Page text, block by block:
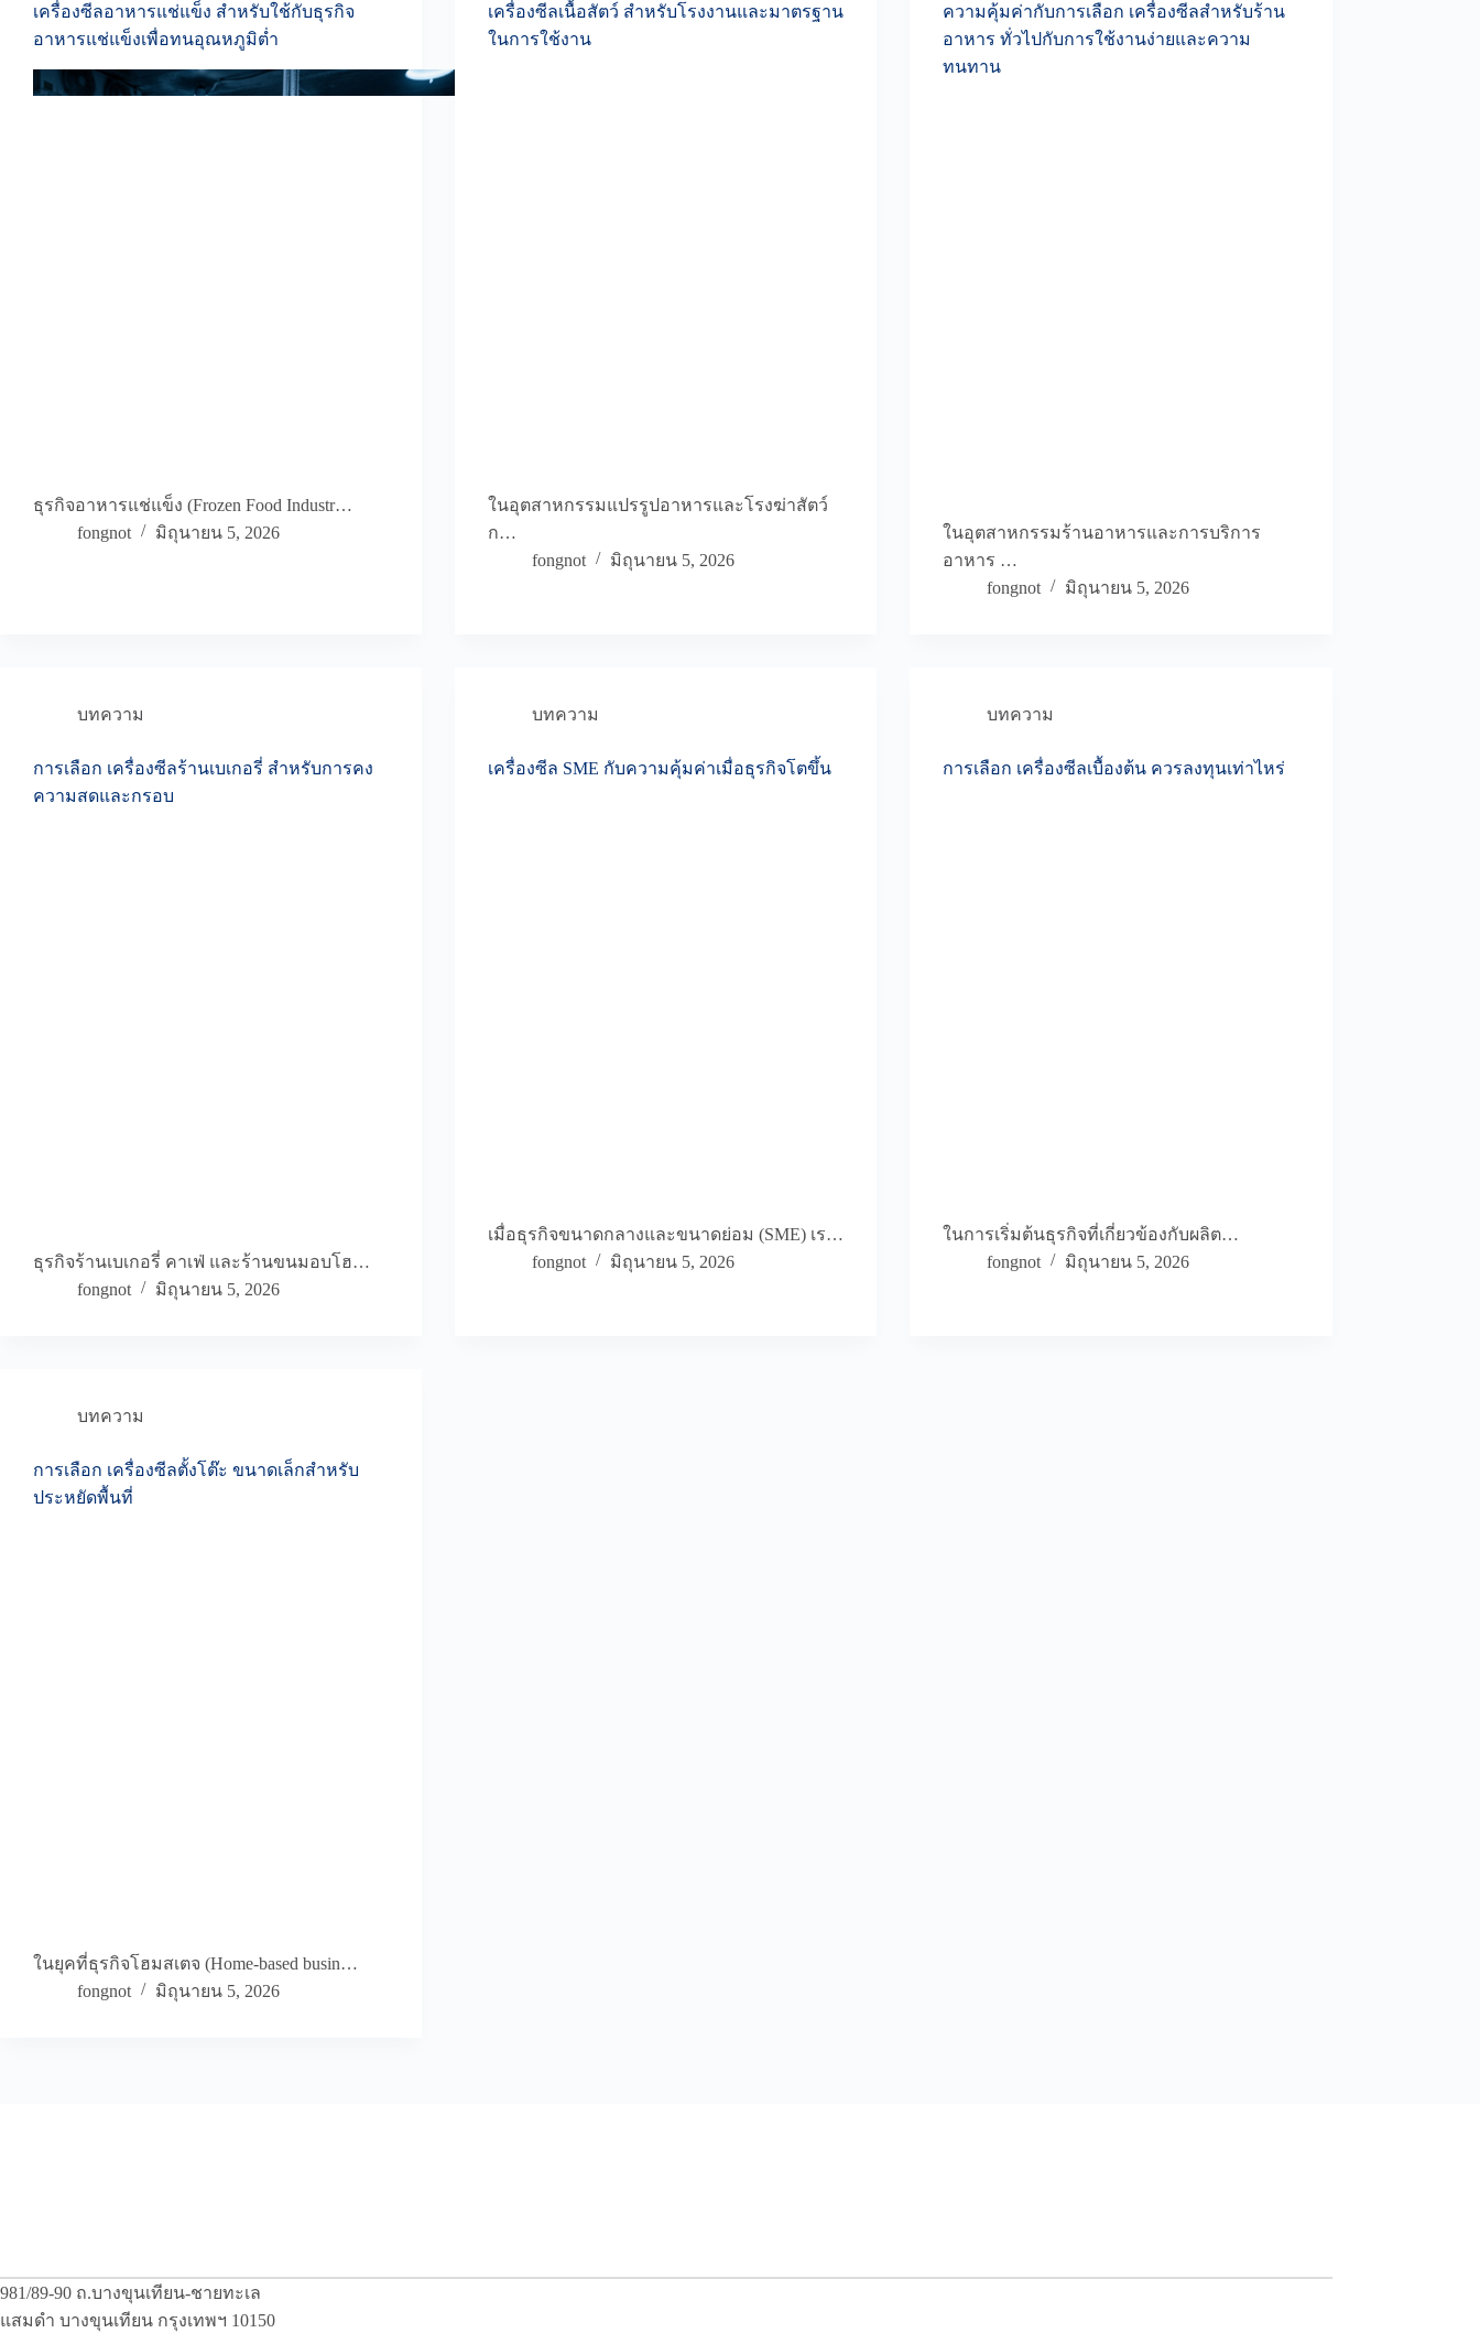
เครื่องซีลอาหารแช่แข็ง สำหรับใช้กับธุรกิจ
อาหารแช่แข็งเพื่อทนอุณหภูมิต่ำ
ธุรกิจอาหารแช่แข็ง (Frozen Food Industr…
fongnot
มิถุนายน 5, 2026
เครื่องซีลเนื้อสัตว์ สำหรับโรงงานและมาตรฐาน
ในการใช้งาน
ในอุตสาหกรรมแปรรูปอาหารและโรงฆ่าสัตว์
ก…
fongnot
มิถุนายน 5, 2026
ความคุ้มค่ากับการเลือก เครื่องซีลสำหรับร้าน
อาหาร ทั่วไปกับการใช้งานง่ายและความ
ทนทาน
ในอุตสาหกรรมร้านอาหารและการบริการ
อาหาร …
fongnot
มิถุนายน 5, 2026
บทความ
การเลือก เครื่องซีลร้านเบเกอรี่ สำหรับการคง
ความสดและกรอบ
ธุรกิจร้านเบเกอรี่ คาเฟ่ และร้านขนมอบโฮ…
fongnot
มิถุนายน 5, 2026
บทความ
เครื่องซีล SME กับความคุ้มค่าเมื่อธุรกิจโตขึ้น
เมื่อธุรกิจขนาดกลางและขนาดย่อม (SME) เร…
fongnot
มิถุนายน 5, 2026
บทความ
การเลือก เครื่องซีลเบื้องต้น ควรลงทุนเท่าไหร่
ในการเริ่มต้นธุรกิจที่เกี่ยวข้องกับผลิต…
fongnot
มิถุนายน 5, 2026
บทความ
การเลือก เครื่องซีลตั้งโต๊ะ ขนาดเล็กสำหรับ
ประหยัดพื้นที่
ในยุคที่ธุรกิจโฮมสเตจ (Home-based busin…
fongnot
มิถุนายน 5, 2026
981/89-90 ถ.บางขุนเทียน-ชายทะเล
แสมดำ บางขุนเทียน กรุงเทพฯ 10150